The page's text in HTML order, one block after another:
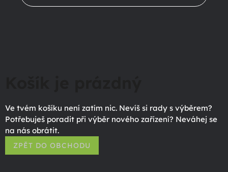
Ve tvém košíku není zatím nic. Nevíš si rady s výběrem?
Potřebuješ poradit při výběr nového zařízení? Neváhej se
na nás obrátit.
ZPĚT DO OBCHODU